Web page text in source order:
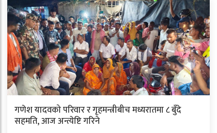
गणेश यादवको परिवार र गृहमन्त्रीबीच मध्यरातमा ८ बुँदे
सहमति, आज अन्त्येष्टि गरिने